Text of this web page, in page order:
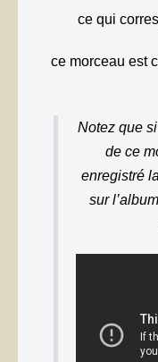
ce qui
ce morceau est
Notez que
de ce
enregistré
sur